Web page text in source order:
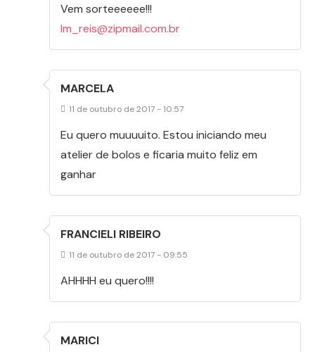
Vem sorteeeeee!!!
lm_reis@zipmail.com.br
MARCELA
11 de outubro de 2017 - 10:57
Eu quero muuuuito. Estou iniciando meu
atelier de bolos e ficaria muito feliz em
ganhar
FRANCIELI RIBEIRO
11 de outubro de 2017 - 09:55
AHHHH eu quero!!!!
MARICI